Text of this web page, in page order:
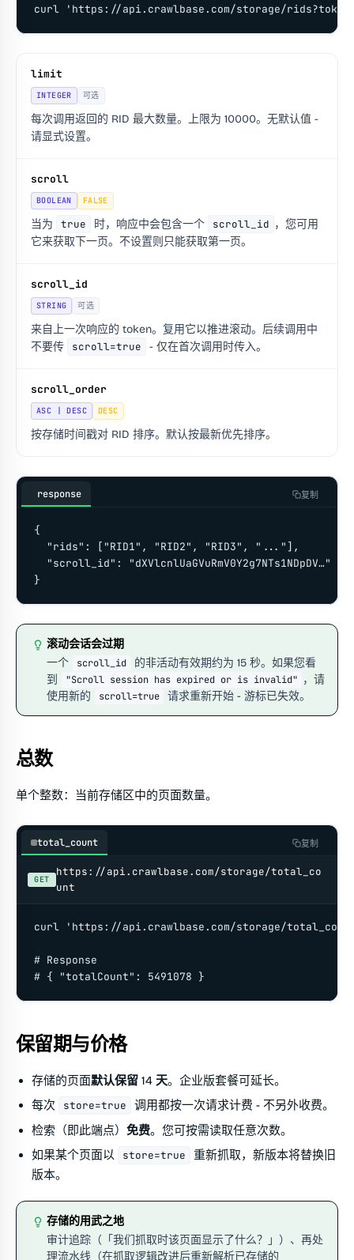
curl 'https://api.crawlbase.com/storage/
limit
INTEGER 可选
每次调用返回的 RID 最大数量。上限为 10000。无默认值 -
请显式设置。
scroll
BOOLEAN FALSE
当为 true 时，响应中会包含一个 scroll_id ，您可用
它来获取下一页。不设置则只能获取第一页。
scroll_id
STRING 可选
来自上一次响应的 token。复用它以推进滚动。后续调用中
不要传
scroll=true - 仅在首次调用时传入。
scroll_order
ASC | DESC DESC
按存储时间戳对 RID 排序。默认按最新优先排序。
response 复制
{
  "rids": ["RID1", "RID2", "RID3", "..."],
  "scroll_id": "dXVlcnlUaGVuRmV0Y2g7NTs1NDpDV…"
}
滚动会话会过期
一个
scroll_id
的非活动有效期约为 15 秒。如果您看
到
"Scroll session has expired or is invalid" ，请
使用新的
scroll=true 请求重新开始 - 游标已失效。
总数
单个整数：当前存储区中的页面数量。
total_count 复制
GET
https://api.crawlbase.com/storage/total_co
unt
curl 'https://api.crawlbase.com/storage/
# Response
# { "totalCount": 5491078 }
保留期与价格
存储的页面默认保留 14 天。企业版套餐可延长。
每次
store=true
调用都按一次请求计费 - 不另外收费。
检索（即此端点） 免费。您可按需读取任意次数。
如果某个页面以
store=true
重新抓取，新版本将替换旧
版本。
存储的用武之地
审计追踪（「我们抓取时该页面显示了什么？」）、再处
理流水线（在抓取逻辑改进后重新解析已存储的